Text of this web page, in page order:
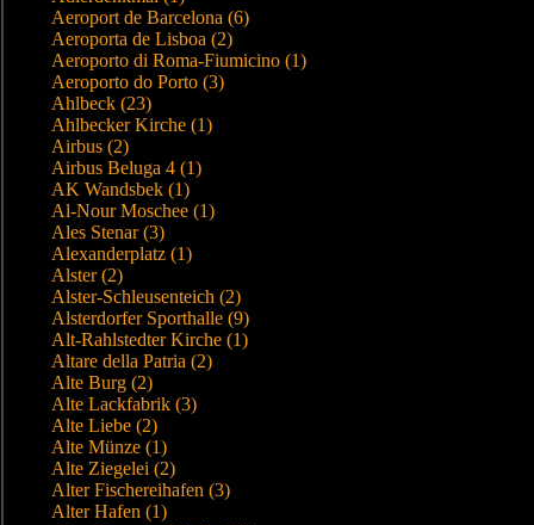
Aeroport de Barcelona (6)
Aeroporta de Lisboa (2)
Aeroporto di Roma-Fiumicino (1)
Aeroporto do Porto (3)
Ahlbeck (23)
Ahlbecker Kirche (1)
Airbus (2)
Airbus Beluga 4 (1)
AK Wandsbek (1)
Al-Nour Moschee (1)
Ales Stenar (3)
Alexanderplatz (1)
Alster (2)
Alster-Schleusenteich (2)
Alsterdorfer Sporthalle (9)
Alt-Rahlstedter Kirche (1)
Altare della Patria (2)
Alte Burg (2)
Alte Lackfabrik (3)
Alte Liebe (2)
Alte Münze (1)
Alte Ziegelei (2)
Alter Fischereihafen (3)
Alter Hafen (1)